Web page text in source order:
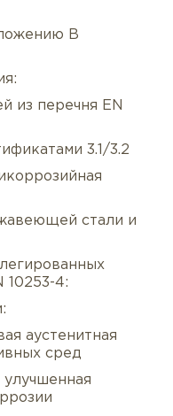
B
из перечня EN
3.1/3.2
стали и
10253-4:
аустенитная
сред
улучшенная